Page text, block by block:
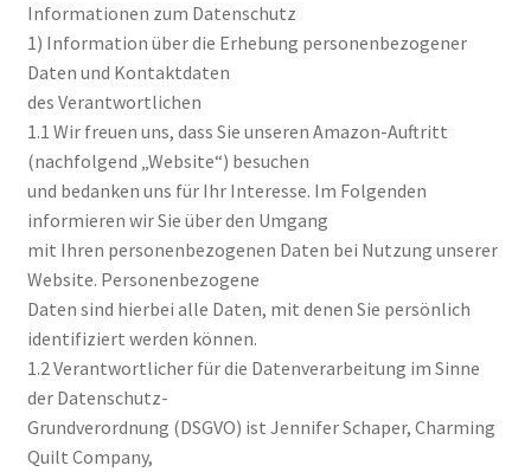
Datenschutzbelehrung
Datenschutzerklärung
Impressum
Kasse
Mein Konto
Shop
Versandarten
Informationen zum Datenschutz
1) Information über die Erhebung personenbezogener
Daten und Kontaktdaten
des Verantwortlichen
1.1 Wir freuen uns, dass Sie unseren Amazon-Auftritt
(nachfolgend „Website“) besuchen
und bedanken uns für Ihr Interesse. Im Folgenden
informieren wir Sie über den Umgang
mit Ihren personenbezogenen Daten bei Nutzung unserer
Website. Personenbezogene
Daten sind hierbei alle Daten, mit denen Sie persönlich
identifiziert werden können.
1.2 Verantwortlicher für die Datenverarbeitung im Sinne
der Datenschutz-
Grundverordnung (DSGVO) ist Jennifer Schaper, Charming
Quilt Company,